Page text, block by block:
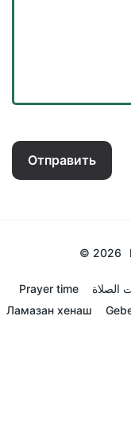
Отправить
© 2026
Prayer time الصلاة
Ламазан хенаш